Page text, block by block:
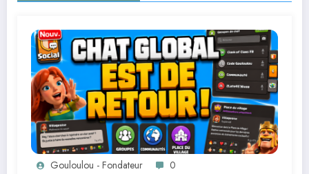
Gouloulou - Fondateur 0